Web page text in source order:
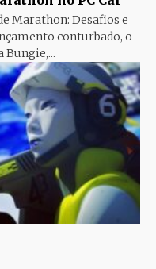
Marathon: Desafios e
conturbado, o